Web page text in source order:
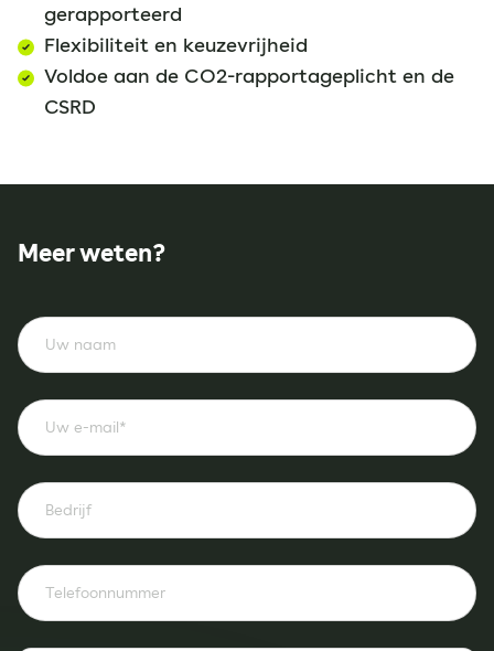
gerapporteerd
Flexibiliteit en keuzevrijheid
Voldoe aan de CO2-rapportageplicht en de
CSRD
Meer weten?